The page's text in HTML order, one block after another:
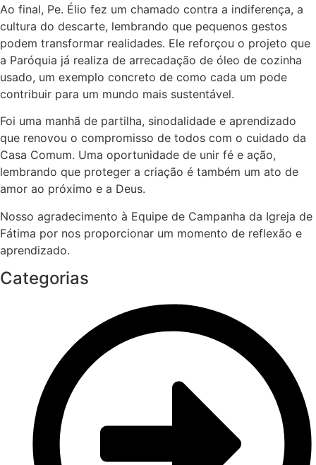
Ao final, Pe. Élio fez um chamado contra a indiferença, a
cultura do descarte, lembrando que pequenos gestos
podem transformar realidades. Ele reforçou o projeto que
a Paróquia já realiza de arrecadação de óleo de cozinha
usado, um exemplo concreto de como cada um pode
contribuir para um mundo mais sustentável.
Foi uma manhã de partilha, sinodalidade e aprendizado
que renovou o compromisso de todos com o cuidado da
Casa Comum. Uma oportunidade de unir fé e ação,
lembrando que proteger a criação é também um ato de
amor ao próximo e a Deus.
Nosso agradecimento à Equipe de Campanha da Igreja de
Fátima por nos proporcionar um momento de reflexão e
aprendizado.
Categorias